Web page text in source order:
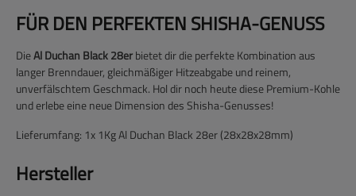
FÜR DEN PERFEKTEN SHISHA-GENUSS
DieAl Duchan Black 28erbietet dir die perfekte Kombination aus
langer Brenndauer, gleichmäßiger Hitzeabgabe und reinem,
unverfälschtem Geschmack. Hol dir noch heute diese Premium-Kohle
und erlebe eine neue Dimension des Shisha-Genusses!
Lieferumfang: 1x 1Kg Al Duchan Black 28er (28x28x28mm)
Hersteller